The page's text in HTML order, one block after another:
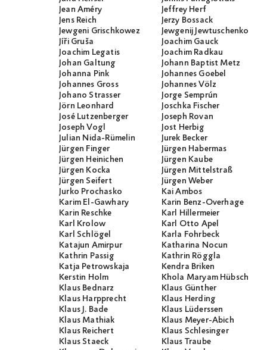
Jean Améry
Jeffrey Herf
Jens Reich
Jerzy Bossack
Jewgeni Grischkowez
Jewgenij Jewtuschenko
Jíři Gruša
Joachim Gauck
Joachim Legatis
Joachim Radkau
Johan Galtung
Johann Baptist Metz
Johanna Pink
Johannes Goebel
Johannes Gross
Johannes Völz
Johano Strasser
Jorge Semprún
Jörn Leonhard
Joschka Fischer
José Lutzenberger
Joseph Rovan
Joseph Vogl
Jost Herbig
Julian Nida-Rümelin
Jurek Becker
Jürgen Finger
Jürgen Habermas
Jürgen Heinichen
Jürgen Kaube
Jürgen Kocka
Jürgen Mittelstraß
Jürgen Seifert
Jürgen Weber
Jurko Prochasko
Kai Ambos
Karim El-Gawhary
Karin Benz-Overhage
Karin Reschke
Karl Hillermeier
Karl Krolow
Karl Otto Apel
Karl Schlögel
Karla Fohrbeck
Katajun Amirpur
Katharina Nocun
Kathrin Passig
Kathrin Röggla
Katja Petrowskaja
Kendra Briken
Kerstin Holm
Khola Maryam Hübsch
Klaus Bednarz
Klaus Günther
Klaus Harpprecht
Klaus Herding
Klaus J. Bade
Klaus Lüderssen
Klaus Mathiak
Klaus Meyer-Abich
Klaus Reichert
Klaus Schlesinger
Klaus Staeck
Klaus Traube